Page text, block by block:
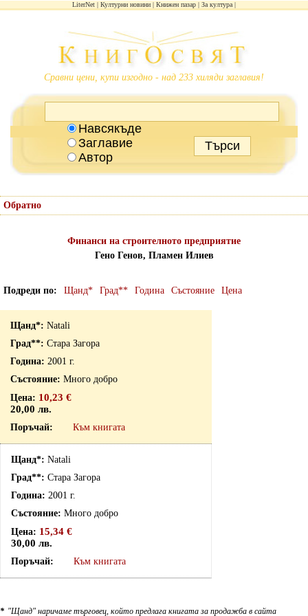
LiterNet Културни новини Книжен пазар За култура
Сравни цени, купи изгодно - над 233 хиляди заглавия!
Навсякъде
Заглавие
Автор
Обратно
Финанси на строителното предприятие
Гено Генов, Пламен Илиев
Подреди по Щанд* Град** Година Състояние Цена
Natali
Стара Загора
2001 г.
Много добро
10,23 €
20,00 лв.
Към книгата
Natali
Стара Загора
2001 г.
Много добро
15,34 €
30,00 лв.
Към книгата
* "Щанд" наричаме търговец, който предлага книгата за продажба в сайта